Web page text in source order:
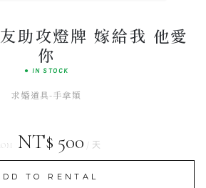
助攻燈牌 嫁給我 他愛
你
● IN STOCK
求婚道具-手拿類
NT$ 500 / 天
TO RENTAL